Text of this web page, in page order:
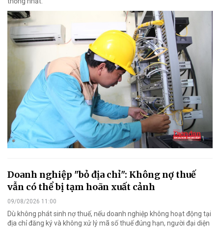
Doanh nghiệp "bỏ địa chỉ": Không nợ thuế
vẫn có thể bị tạm hoãn xuất cảnh
09/08/2026 11:00
Dù không phát sinh nợ thuế, nếu doanh nghiệp không hoạt động tại
địa chỉ đăng ký và không xử lý mã số thuế đúng hạn, người đại diện